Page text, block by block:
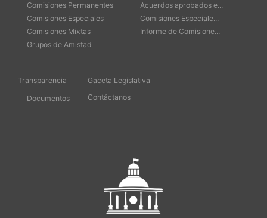
Comisiones Permanentes
Comisiones Especiales
Comisiones Mixtas
Grupos de Amistad
Acuerdos aprobados e...
Comisiones Especiale...
Informe de Comisione...
Transparencia
Documentos
Gaceta Legislativa
Contáctanos